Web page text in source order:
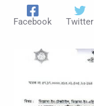
Facebook Twitter